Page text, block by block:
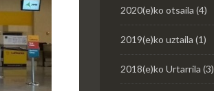
2020(e)ko otsaila (4)
2019(e)ko uztaila (1)
2018(e)ko Urtarrila (3)